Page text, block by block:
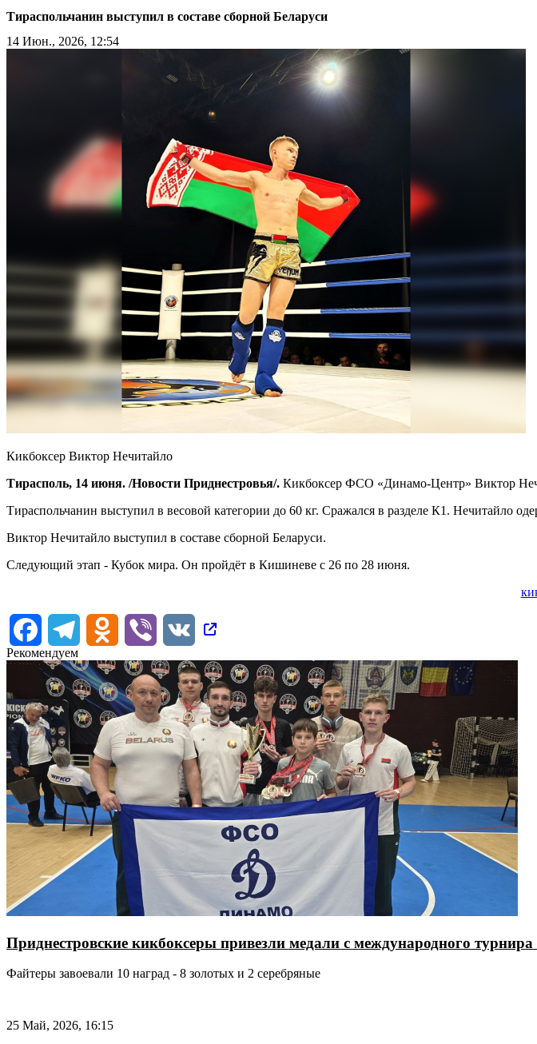
Тираспольчанин выступил в составе сборной Беларуси
14 Июн., 2026, 12:54
Кикбоксер Виктор Нечитайло
Тирасполь, 14 июня. /Новости Приднестровья/. Кикбоксер ФСО «Динамо-Центр» Виктор
Тираспольчанин выступил в весовой категории до 60 кг. Сражался в разделе К1. Нечитайло
Виктор Нечитайло выступил в составе сборной Беларуси.
Следующий этап - Кубок мира. Он пройдёт в Кишиневе с 26 по 28 июня.
FacebookTelegram Odnoklassniki
Viber
VK
Рекомендуем
Приднестровские кикбоксеры привезли медали с международного
Файтеры завоевали 10 наград - 8 золотых и 2 серебряные
25 Май, 2026, 16:15